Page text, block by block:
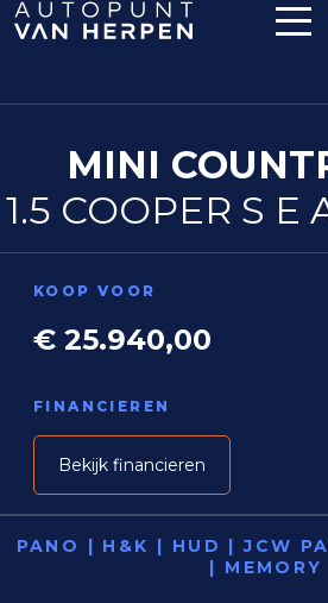
MINI
1.5 COOPER S E
KOOP VOOR
€ 25.940,00
FINANCIEREN
Bekijk financieren
PANO | H&K | HUD | JCW
| MEMORY